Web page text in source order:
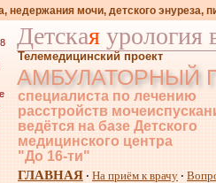
недержания мочи, детского энуреза,
Детская урология
Телемедицинский проект
АМБУЛАТОРНЫЙ
специалиста по лечению
расстройств
ведётся на базе Детского
медицинского центра
"До 16-ти"
ГЛАВНАЯ · На приём к врачу ·